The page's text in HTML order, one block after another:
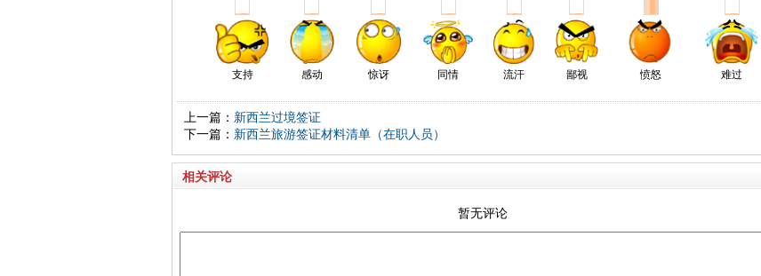
支持 感动 惊讶 同情 流汗 鄙视 愤怒 难过
上一篇： 新西兰过境签证
下一篇： 新西兰旅游签证材料清单（在职人员）
相关评论
暂无评论